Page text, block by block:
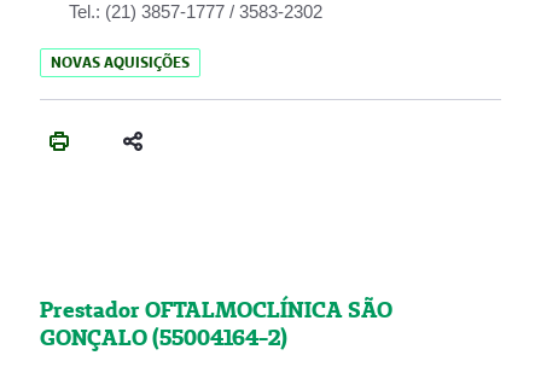
Tel.: (21) 3857-1777 / 3583-2302
NOVAS AQUISIÇÕES
Prestador OFTALMOCLÍNICA SÃO
GONÇALO (55004164-2)